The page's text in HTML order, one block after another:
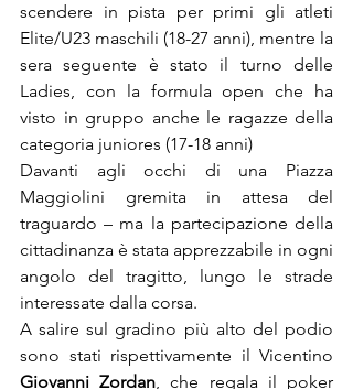
scendere in pista per primi gli atleti
Elite/U23 maschili (18-27 anni), mentre la
sera seguente è stato il turno delle
Ladies, con la formula open che ha
visto in gruppo anche le ragazze della
categoria juniores (17-18 anni)
Davanti agli occhi di una Piazza
Maggiolini gremita in attesa del
traguardo – ma la partecipazione della
cittadinanza è stata apprezzabile in ogni
angolo del tragitto, lungo le strade
interessate dalla corsa.
A salire sul gradino più alto del podio
Giovanni Zordan, che regala il poker